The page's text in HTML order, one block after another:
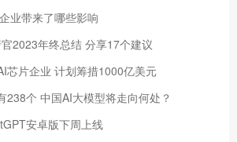
业带来了哪些影响
2023年终总结 分享17个建议
芯片企业 计划筹措1000亿美元
238个 中国AI大模型将走向何处？
安卓版下周上线